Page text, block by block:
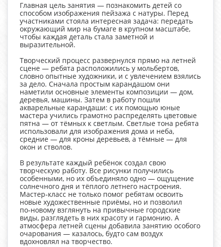
Главная цель занятия — познакомить детей со
способом изображения пейзажа с натуры. Перед
участниками стояла интересная задача: передать
окружающий мир на бумаге в крупном масштабе,
чтобы каждая деталь стала заметной и
выразительной.
Творческий процесс развернулся прямо на летней
сцене — ребята расположились у мольбертов,
словно опытные художники, и с увлечением взялись
за дело. Сначала простым карандашом они
наметили основные элементы композиции — дом,
деревья, машины. Затем в работу пошли
акварельные карандаши: с их помощью юные
мастера учились грамотно распределять цветовые
пятна — от тёмных к светлым. Светлые тона ребята
использовали для изображения дома и неба,
средние — для кроны деревьев, а тёмные — для
окон и стволов.
В результате каждый ребёнок создал свою
творческую работу. Все рисунки получились
особенными, но их объединяло одно — ощущение
солнечного дня и тёплого летнего настроения.
Мастер‑класс не только помог ребятам освоить
новые художественные приёмы, но и позволил
по‑новому взглянуть на привычные городские
виды, разглядеть в них красоту и гармонию. А
атмосфера летней сцены добавила занятию особого
очарования — казалось, будто сам воздух
вдохновлял на творчество.